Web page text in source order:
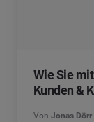
Wie Sie
Kunden &
Von Jonas Dörr